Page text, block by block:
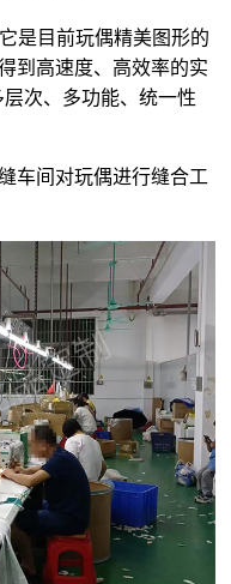
是目前玩偶精美图形的
到高速度、高效率的实
次、多功能、统一性
车间对玩偶进行缝合工